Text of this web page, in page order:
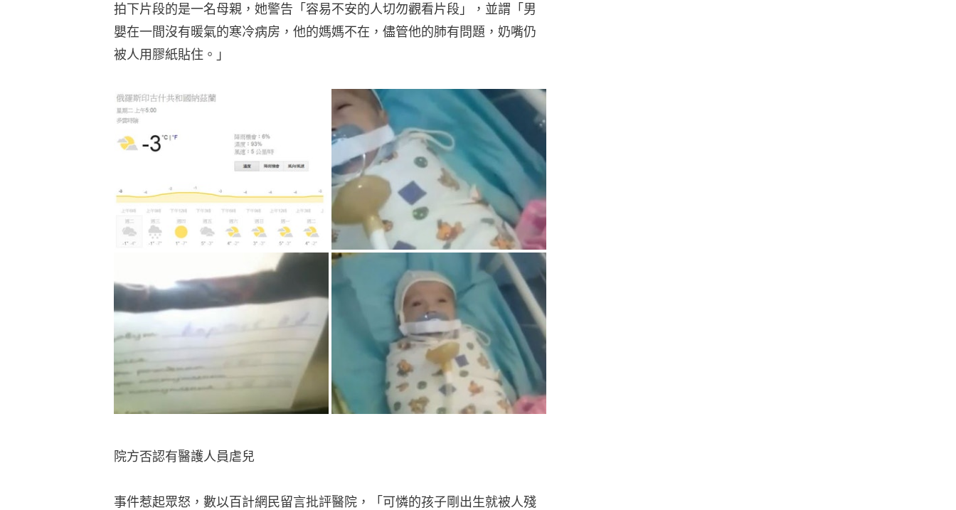
拍下片段的是一名母親，她警告「容易不安的人切勿觀看片段」，並謂「男
嬰在一間沒有暖氣的寒冷病房，他的媽媽不在，儘管他的肺有問題，奶嘴仍
被人用膠紙貼住。」
院方否認有醫護人員虐兒
事件惹起眾怒，數以百計網民留言批評醫院，「可憐的孩子剛出生就被人殘